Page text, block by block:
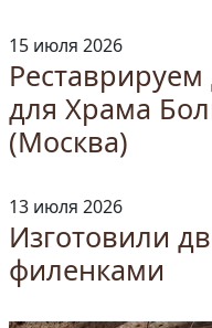
15 июля 2026
для Храма
(Москва)
13 июля 2026
Изготовили
филенками